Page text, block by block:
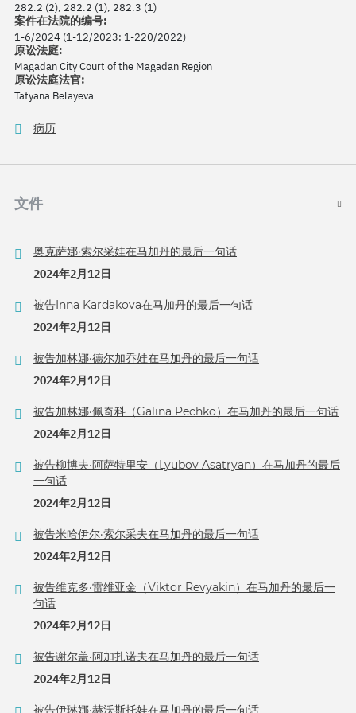
282.2 (2), 282.2 (1), 282.3 (1)
案件在法院的编号:
1-6/2024 (1-12/2023; 1-220/2022)
原讼法庭:
Magadan City Court of the Magadan Region
原讼法庭法官:
Tatyana Belayeva
病历
文件
奥克萨娜·索尔采娃在马加丹的最后一句话
2024年2月12日
被告Inna Kardakova在马加丹的最后一句话
2024年2月12日
被告加林娜·德尔加乔娃在马加丹的最后一句话
2024年2月12日
被告加林娜·佩奇科（Galina Pechko）在马加丹的最后一句话
2024年2月12日
被告柳博夫·阿萨特里安（Lyubov Asatryan）在马加丹的最后
一句话
2024年2月12日
被告米哈伊尔·索尔采夫在马加丹的最后一句话
2024年2月12日
被告维克多·雷维亚金（Viktor Revyakin）在马加丹的最后一
句话
2024年2月12日
被告谢尔盖·阿加扎诺夫在马加丹的最后一句话
2024年2月12日
被告伊琳娜·赫沃斯托娃在马加丹的最后一句话